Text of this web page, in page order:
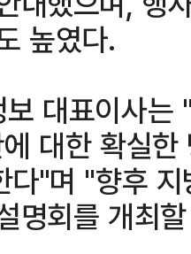
높였다.
대표이사는
대한 확실
다"며 "향후
명회를 개최